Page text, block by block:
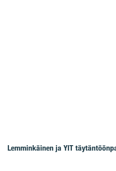
Lemminkäinen ja YIT